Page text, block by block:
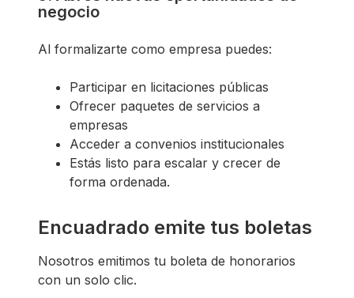
negocio
Al formalizarte como empresa puedes:
Participar en licitaciones públicas
Ofrecer paquetes de servicios a
empresas
Acceder a convenios institucionales
Estás listo para escalar y crecer de
forma ordenada.
Encuadrado emite tus boletas
Nosotros emitimos tu boleta de honorarios
con un solo clic.